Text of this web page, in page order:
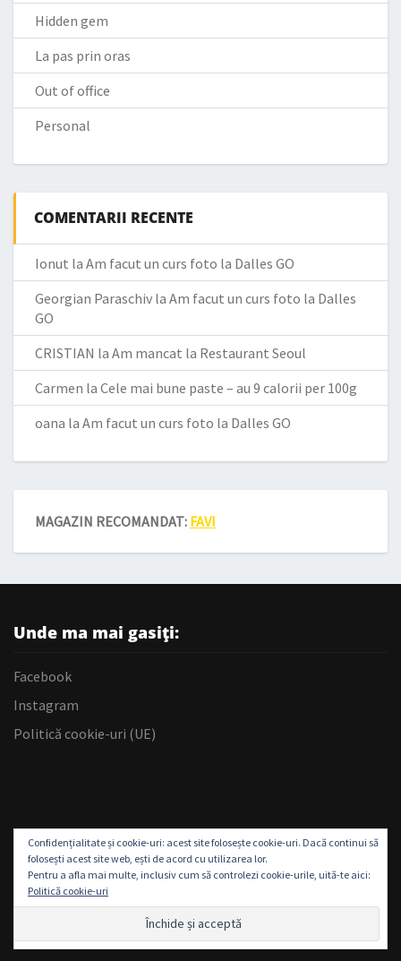
Hidden gem
La pas prin oras
Out of office
Personal
COMENTARII RECENTE
Ionut la Am facut un curs foto la Dalles GO
Georgian Paraschiv la Am facut un curs foto la Dalles
GO
CRISTIAN la Am mancat la Restaurant Seoul
Carmen la Cele mai bune paste – au 9 calorii per 100g
oana la Am facut un curs foto la Dalles GO
MAGAZIN RECOMANDAT: FAVI
Unde ma mai gasiți:
Facebook
Instagram
Politică cookie-uri (UE)
Confidențialitate și cookie-uri: acest site folosește cookie-uri. Dacă continui să
folosești acest site web, ești de acord cu utilizarea lor.
Pentru a afla mai multe, inclusiv cum să controlezi cookie-urile, uită-te aici:
Politică cookie-uri